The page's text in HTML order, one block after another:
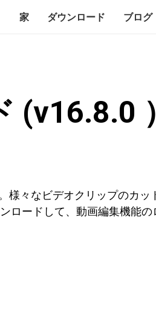
家 ダウンロード ブログ
(v16.8.0 ）
々なビデオクリップのカッ
ロードして、動画編集機能の